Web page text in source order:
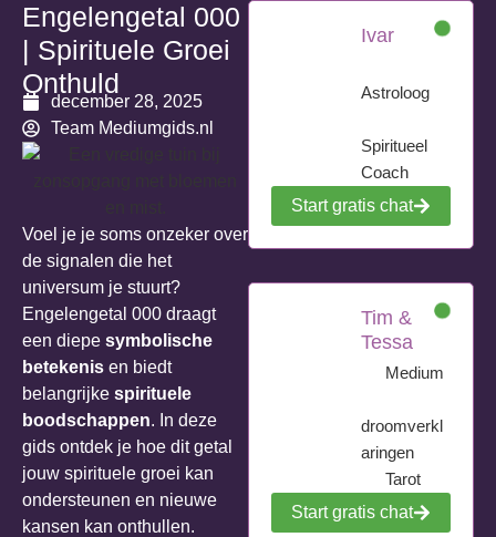
Engelengetal 000
| Spirituele Groei
Onthuld
december 28, 2025
Team Mediumgids.nl
Voel je je soms onzeker over
de signalen die het
universum je stuurt?
Engelengetal 000 draagt
een diepe symbolische
betekenis en biedt
belangrijke spirituele
boodschappen. In deze
gids ontdek je hoe dit getal
jouw spirituele groei kan
ondersteunen en nieuwe
kansen kan onthullen.
Ivar
Astroloog
Spiritueel
Coach
Start gratis chat
Tim &
Tessa
Medium
droomverkl
aringen
Tarot
Start gratis chat